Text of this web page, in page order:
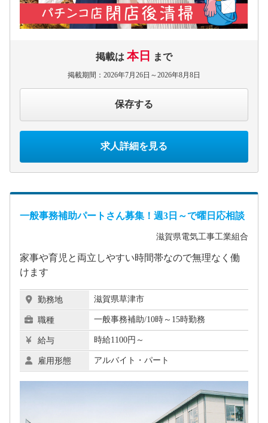
掲載は 本日 まで
掲載期間：2026年7月26日～2026年8月8日
保存する
求人詳細を見る
一般事務補助パートさん募集！週3日～で曜日応相談
滋賀県電気工事工業組合
家事や育児と両立しやすい時間帯なので無理なく働
けます
勤務地 滋賀県草津市
職種 一般事務補助/10時～15時勤務
給与 時給1100円～
雇用形態 アルバイト・パート